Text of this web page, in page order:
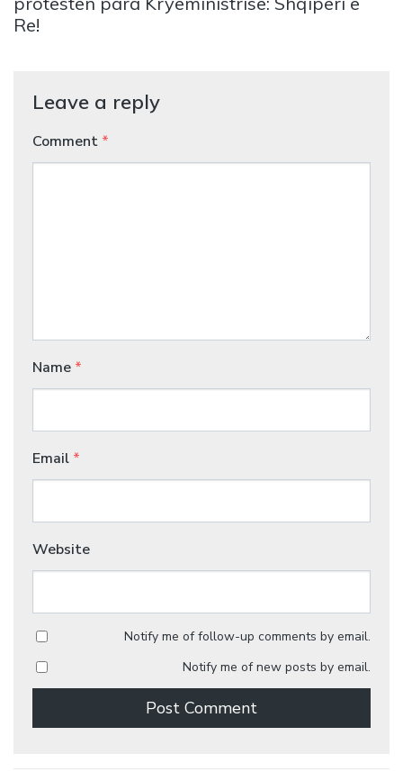
Re!
Leave a reply
Comment *
Name *
Email *
Website
Notify me of follow-up comments by email.
Notify me of new posts by email.